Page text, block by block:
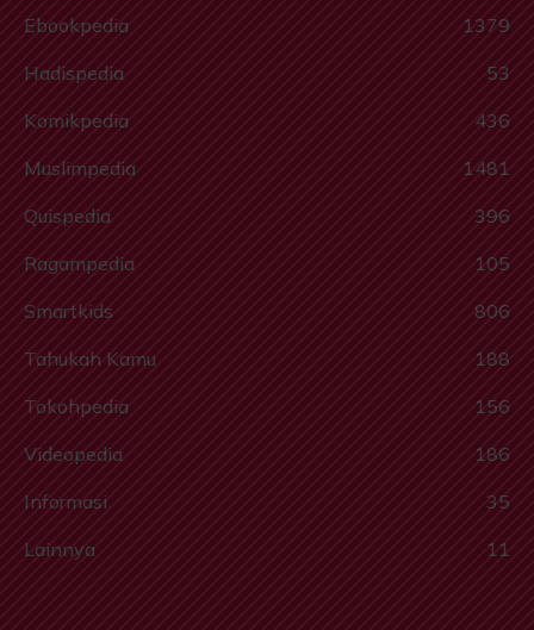
Ebookpedia
1379
Hadispedia
53
Komikpedia
436
Muslimpedia
1481
Quispedia
396
Ragampedia
105
Smartkids
806
Tahukah Kamu
188
Tokohpedia
156
Videopedia
186
Informasi
35
Lainnya
11